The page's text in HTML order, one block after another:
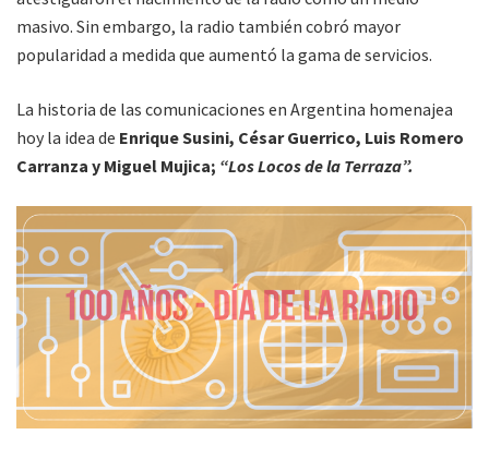
masivo. Sin embargo, la radio también cobró mayor
popularidad a medida que aumentó la gama de servicios.
La historia de las comunicaciones en Argentina homenajea
hoy la idea de Enrique Susini, César Guerrico, Luis Romero
Carranza y Miguel Mujica; “Los Locos de la Terraza”.